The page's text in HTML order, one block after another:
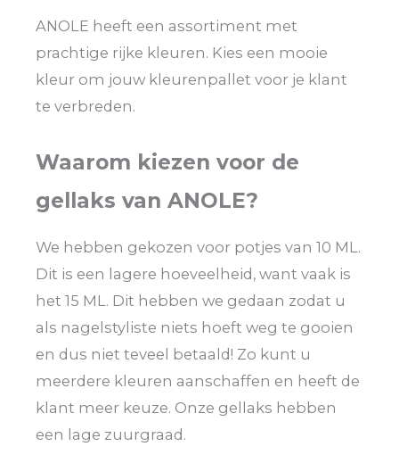
ANOLE heeft een assortiment met
prachtige rijke kleuren. Kies een mooie
kleur om jouw kleurenpallet voor je klant
te verbreden.
Waarom kiezen voor de
gellaks van ANOLE?
We hebben gekozen voor potjes van 10 ML.
Dit is een lagere hoeveelheid, want vaak is
het 15 ML. Dit hebben we gedaan zodat u
als nagelstyliste niets hoeft weg te gooien
en dus niet teveel betaald! Zo kunt u
meerdere kleuren aanschaffen en heeft de
klant meer keuze. Onze gellaks hebben
een lage zuurgraad.